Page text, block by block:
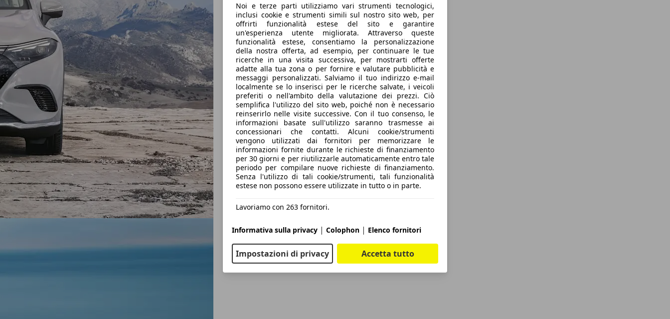
Noi e terze parti utilizziamo vari strumenti tecnologici,
inclusi cookie e strumenti simili sul nostro sito web, per
offrirti funzionalità estese del sito e garantire
un'esperienza utente migliorata. Attraverso queste
funzionalità estese, consentiamo la personalizzazione
della nostra offerta, ad esempio, per continuare le tue
ricerche in una visita successiva, per mostrarti offerte
adatte alla tua zona o per fornire e valutare pubblicità e
messaggi personalizzati. Salviamo il tuo indirizzo e-mail
localmente se lo inserisci per le ricerche salvate, i veicoli
preferiti o nell'ambito della valutazione dei prezzi. Ciò
semplifica l'utilizzo del sito web, poiché non è necessario
reinserirlo nelle visite successive. Con il tuo consenso, le
informazioni basate sull'utilizzo saranno trasmesse ai
concessionari che contatti. Alcuni cookie/strumenti
vengono utilizzati dai fornitori per memorizzare le
informazioni fornite durante le richieste di finanziamento
per 30 giorni e per riutilizzarle automaticamente entro tale
periodo per compilare nuove richieste di finanziamento.
Senza l'utilizzo di tali cookie/strumenti, tali funzionalità
estese non possono essere utilizzate in tutto o in parte.
Lavoriamo con 263 fornitori.
Informativa sulla privacy | Colophon | Elenco fornitori
Impostazioni di privacy Accetta tutto